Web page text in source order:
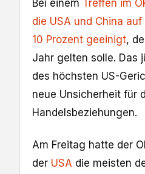
Bei einem
Treffen im
die USA und China
10 Prozent geeinigt,
Jahr gelten solle. Das
des höchsten US-
neue Unsicherheit für
Handelsbeziehungen.
Am Freitag hatte der
der USA die meisten